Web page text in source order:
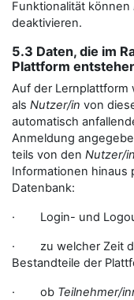
Funktionalität können
deaktivieren.
5.3 Daten, die im
Plattform
Auf der Lernplattform
als Nutzer/in von
automatisch
Anmeldung
teils von den Nutzer/
Informationen hinaus
Datenbank:
· Login- und
· zu welcher Zeit
Bestandteile der
· ob Teilnehmer/